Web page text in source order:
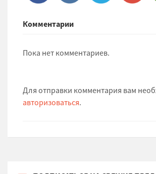
Комментарии
Пока нет комментариев.
Для отправки комментария вам
авторизоваться.